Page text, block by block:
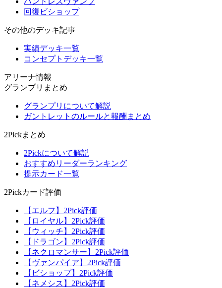
回復ビショップ
その他のデッキ記事
実績デッキ一覧
コンセプトデッキ一覧
アリーナ情報
グランプリまとめ
グランプリについて解説
ガントレットのルールと報酬まとめ
2Pickまとめ
2Pickについて解説
おすすめリーダーランキング
提示カード一覧
2Pickカード評価
【エルフ】2Pick評価
【ロイヤル】2Pick評価
【ウィッチ】2Pick評価
【ドラゴン】2Pick評価
【ネクロマンサー】2Pick評価
【ヴァンパイア】2Pick評価
【ビショップ】2Pick評価
【ネメシス】2Pick評価